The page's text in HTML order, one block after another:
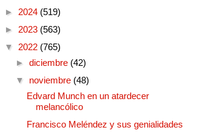
► 2024 (519)
► 2023 (563)
▼ 2022 (765)
► diciembre (42)
▼ noviembre (48)
Edvard Munch en un atardecer
melancólico
Francisco Meléndez y sus genialidades